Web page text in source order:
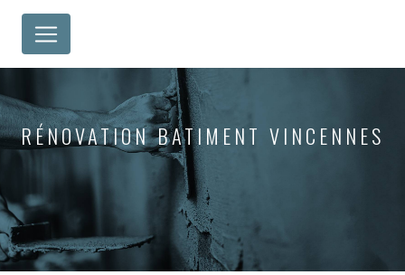
RÉNOVATION BATIMENT VINCENNES
Panneau de gestion des cookies